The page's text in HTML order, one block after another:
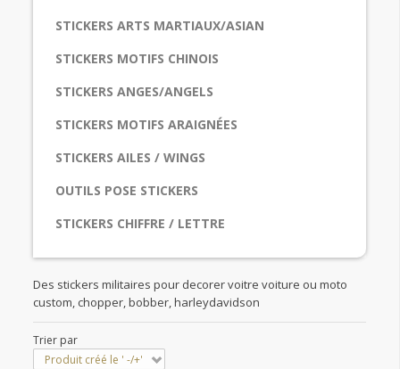
STICKERS ARTS MARTIAUX/ASIAN
STICKERS MOTIFS CHINOIS
STICKERS ANGES/ANGELS
STICKERS MOTIFS ARAIGNÉES
STICKERS AILES / WINGS
OUTILS POSE STICKERS
STICKERS CHIFFRE / LETTRE
Des stickers militaires pour decorer voitre voiture ou moto
custom, chopper, bobber, harleydavidson
Trier par
Produit créé le ' -/+'